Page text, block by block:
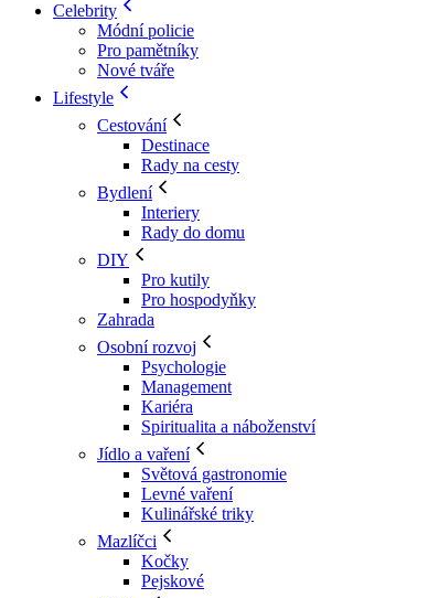
Celebrity
Módní policie
Pro pamětníky
Nové tváře
Lifestyle
Cestování
Destinace
Rady na cesty
Bydlení
Interiery
Rady do domu
DIY
Pro kutily
Pro hospodyňky
Zahrada
Osobní rozvoj
Psychologie
Management
Kariéra
Spiritualita a náboženství
Jídlo a vaření
Světová gastronomie
Levné vaření
Kulinářské triky
Mazlíčci
Kočky
Pejskové